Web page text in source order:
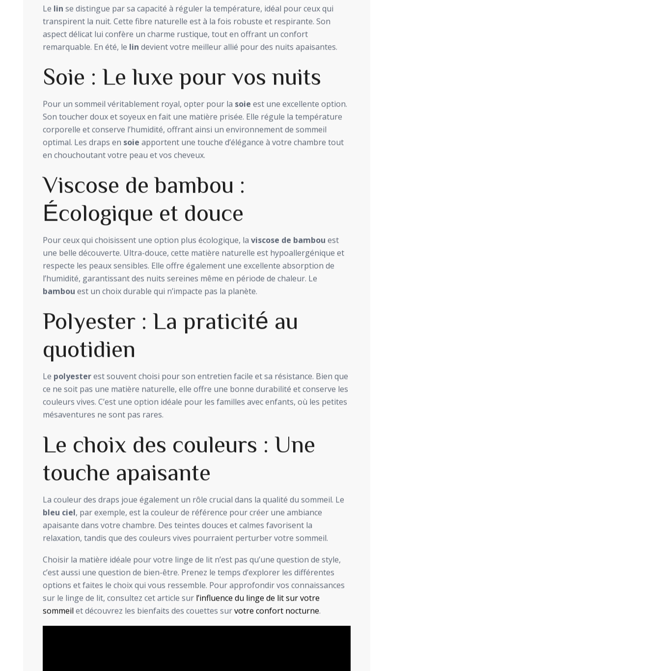
Le lin se distingue par sa capacité à réguler la température, idéal pour ceux qui
transpirent la nuit. Cette fibre naturelle est à la fois robuste et respirante. Son
aspect délicat lui confère un charme rustique, tout en offrant un confort
remarquable. En été, le lin devient votre meilleur allié pour des nuits apaisantes.
Soie : Le luxe pour vos nuits
Pour un sommeil véritablement royal, opter pour la soie est une excellente option.
Son toucher doux et soyeux en fait une matière prisée. Elle régule la température
corporelle et conserve l’humidité, offrant ainsi un environnement de sommeil
optimal. Les draps en soie apportent une touche d’élégance à votre chambre tout
en chouchoutant votre peau et vos cheveux.
Viscose de bambou :
Écologique et douce
Pour ceux qui choisissent une option plus écologique, la viscose de bambou est
une belle découverte. Ultra-douce, cette matière naturelle est hypoallergénique et
respecte les peaux sensibles. Elle offre également une excellente absorption de
l’humidité, garantissant des nuits sereines même en période de chaleur. Le
bambou est un choix durable qui n’impacte pas la planète.
Polyester : La praticité au
quotidien
Le polyesterest souvent choisi pour son entretien facile et sa résistance. Bien que
ce ne soit pas une matière naturelle, elle offre une bonne durabilité et conserve les
couleurs vives. C’est une option idéale pour les familles avec enfants, où les petites
mésaventures ne sont pas rares.
Le choix des couleurs : Une
touche apaisante
La couleur des draps joue également un rôle crucial dans la qualité du sommeil. Le
bleu ciel, par exemple, est la couleur de référence pour créer une ambiance
apaisante dans votre chambre. Des teintes douces et calmes favorisent la
relaxation, tandis que des couleurs vives pourraient perturber votre sommeil.
Choisir la matière idéale pour votre linge de lit n’est pas qu’une question de style,
c’est aussi une question de bien-être. Prenez le temps d’explorer les différentes
options et faites le choix qui vous ressemble. Pour approfondir vos connaissances
sur le linge de lit, consultez cet article sur l’influence du linge de lit sur votre
sommeil et découvrez les bienfaits des couettes survotre confort nocturne.